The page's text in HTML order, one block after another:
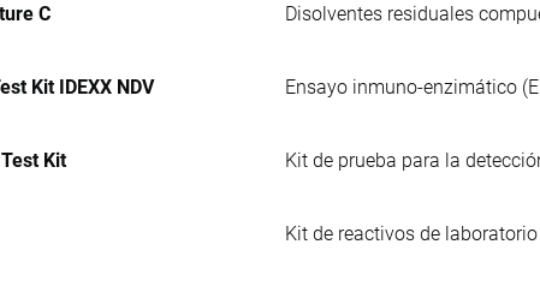
C Disolventes residuales
Kit IDEXX NDV Ensayo inmuno-enzimático
Kit Kit de prueba para la
Kit de reactivos de